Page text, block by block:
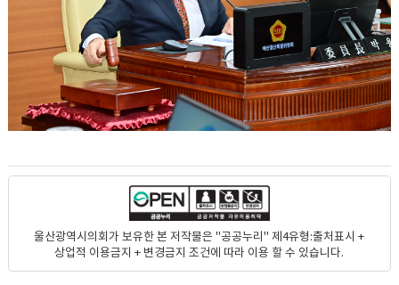
울산광역시의회가 보유한 본 저작물은 "공공누리" 제4유형:출처표시 +
상업적 이용금지 + 변경금지 조건에 따라 이용 할 수 있습니다.